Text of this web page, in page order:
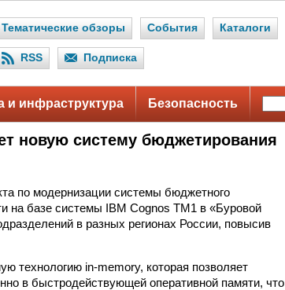
Тематические обзоры События Каталоги
RSS Подписка
и инфраструктура Безопасность
новую систему бюджетирования
по модернизации системы бюджетного
на базе системы IBM Cognos TM1 в «Буровой
в разных регионах России, повысив
технологию in-memory, которая позволяет
в быстродействующей оперативной памяти, что